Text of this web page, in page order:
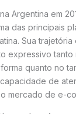
Argentina em
das principais
Sua
expressivo tanto
quanto no
de
mercado de e-